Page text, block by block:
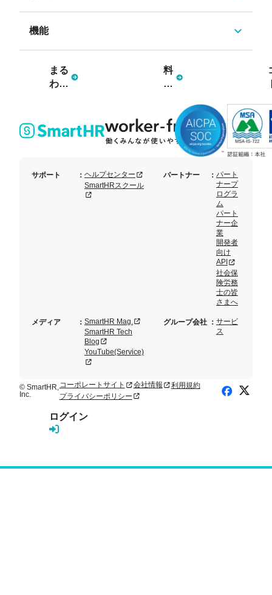
機能
まる
わか
セッ
料
金
ン
サポート ： ヘルプセンター 新規タブまたはウィンドウで開く
SmartHRスクール
新規タブまたはウィンドウで開く
メディア ： SmartHR Mag. 新規タブまたはウィンドウで開く
SmartHR Tech
Blog 新規タブまたはウィンドウで開く
YouTube(Service)
新規タブまたはウィンドウで開く
パートナー ： パート
ナープ
ログラ
ム
パート
ナー企
業
開発者
向け
API新規タブま
社会保
険労務
士の皆
さまへ
グループ会社 ： サービ
ス
© SmartHR,
Inc.
コーポレートサイト 新規タブまたはウィンドウで開く
会社情報新規タブまたはウィンドウで開く
利用規約
プライバシーポリシー新規タブまたはウィンドウで開くFacebook
X
ログイン